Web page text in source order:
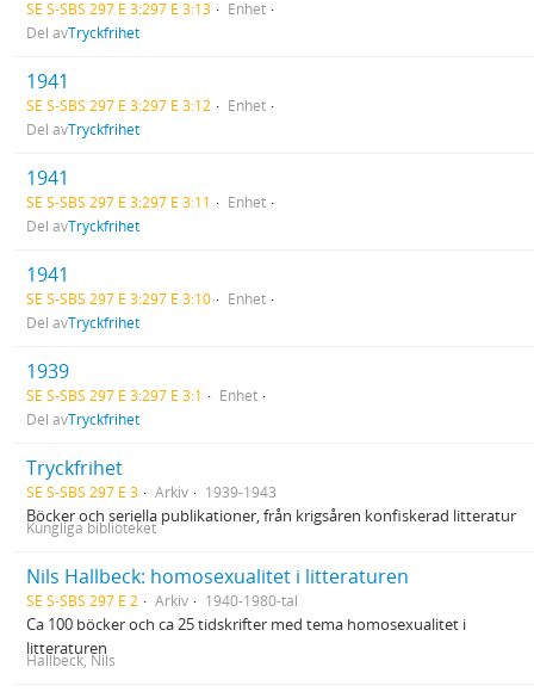
SE S-SBS 297 E 3:297 E 3:13
Enhet
Del avTryckfrihet
1941
SE S-SBS 297 E 3:297 E 3:12
Enhet
Del avTryckfrihet
1941
SE S-SBS 297 E 3:297 E 3:11
Enhet
Del avTryckfrihet
1941
SE S-SBS 297 E 3:297 E 3:10
Enhet
Del avTryckfrihet
1939
SE S-SBS 297 E 3:297 E 3:1
Enhet
Del avTryckfrihet
Tryckfrihet
SE S-SBS 297 E 3 Arkiv 1939-1943
Böcker och seriella publikationer, från krigsåren konfiskerad litteratur
Kungliga biblioteket
Nils Hallbeck: homosexualitet i litteraturen
SE S-SBS 297 E 2 Arkiv 1940-1980-tal
Ca 100 böcker och ca 25 tidskrifter med tema homosexualitet i
litteraturen
Hallbeck, Nils